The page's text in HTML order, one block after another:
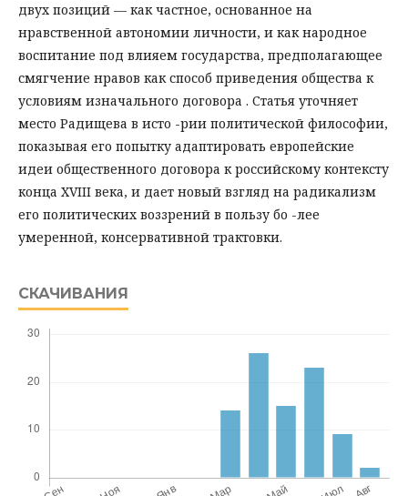
двух позиций — как частное, основанное на
нравственной автономии личности, и как народное
воспитание под влияем государства, предполагающее
смягчение нравов как способ приведения общества к
условиям изначального договора . Статья уточняет
место Радищева в исто -рии политической философии,
показывая его попытку адаптировать европейские
идеи общественного договора к российскому контексту
конца XVIII века, и дает новый взгляд на радикализм
его политических воззрений в пользу бо -лее
умеренной, консервативной трактовки.
СКАЧИВАНИЯ